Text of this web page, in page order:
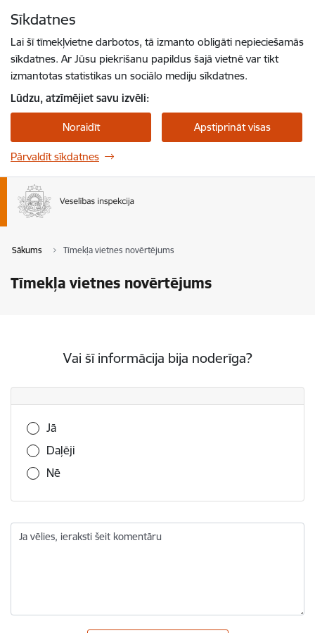
Sīkdatnes
Lai šī tīmekļvietne darbotos, tā izmanto obligāti nepieciešamās
sīkdatnes. Ar Jūsu piekrišanu papildus šajā vietnē var tikt
izmantotas statistikas un sociālo mediju sīkdatnes.
Lūdzu, atzīmējiet savu izvēli:
Noraidīt Apstiprināt visas
Pārvaldīt sīkdatnes
Sākums Tīmekļa vietnes novērtējums
Tīmekļa vietnes novērtējums
Vai šī informācija bija noderīga?
Vai šī informācija bija noderīga?
Jā
Daļēji
Nē
Ja vēlies, ieraksti šeit komentāru